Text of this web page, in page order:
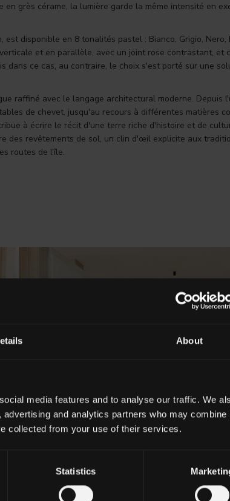
About
media features and to analyse our traffic. We
and analytics partners who may combine
collected from your use of their services.
Statistics
grès cérame, la lumière garde la même intensité en
disponible en 8 tonalités pastel : Bianco, Grigio,
et en parallèle, avec un joint rose contrastant,
ce cas, au contraire, le choix s'est porté sur une
raffiné avec le langage architectural moderne. Depuis
de chevet, jusqu'au recours à différentes matières
à écrire le récit d'une terre riche d'histoire et de
revêtements de sol, un clin d'œil explicite aux
routes de l'île.